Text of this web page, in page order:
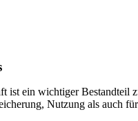
ist ein wichtiger Bestandteil
Nutzung als auch